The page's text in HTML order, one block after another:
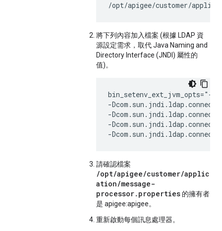
/opt/apigee/customer/
將下列內容加入檔案 (根據 LDAP 資
源設定需求，取代 Java Naming and
Directory Interface (JNDI) 屬性的
值)。
bin_setenv_ext_jvm_opts="-
-
-
-
-
請確認檔案
/opt/apigee/customer/applic
ation/message-
processor.properties 的擁有者
是 apigee:apigee。
重新啟動每個訊息處理器。